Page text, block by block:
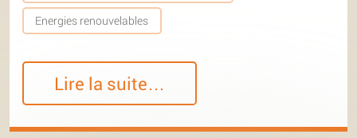
Energies renouvelables
Lire la suite…